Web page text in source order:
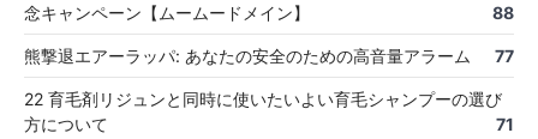
念キャンペーン【ムームードメイン】
88
熊撃退エアーラッパ: あなたの安全のための高音量アラーム 77
22 育毛剤リジュンと同時に使いたいよい育毛シャンプーの選び
方について
71